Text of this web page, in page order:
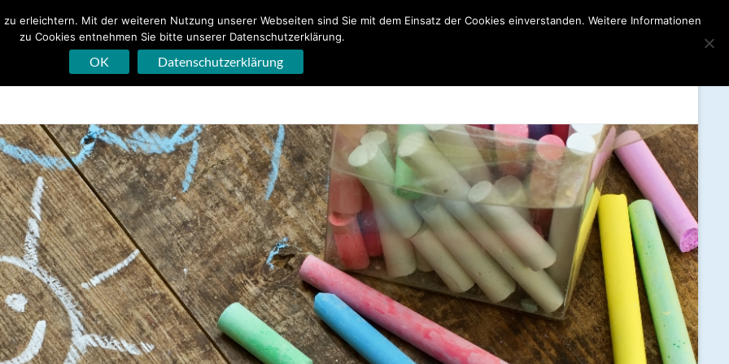
GmbH Praxis Sprachtherapie
erleichtern. Mit der weiteren Nutzung unserer Webseiten sind Sie mit dem Einsatz der Cookies einverstanden. Weitere Informationen
zu Cookies entnehmen Sie bitte unserer Datenschutzerklärung.
OK Datenschutzerklärung